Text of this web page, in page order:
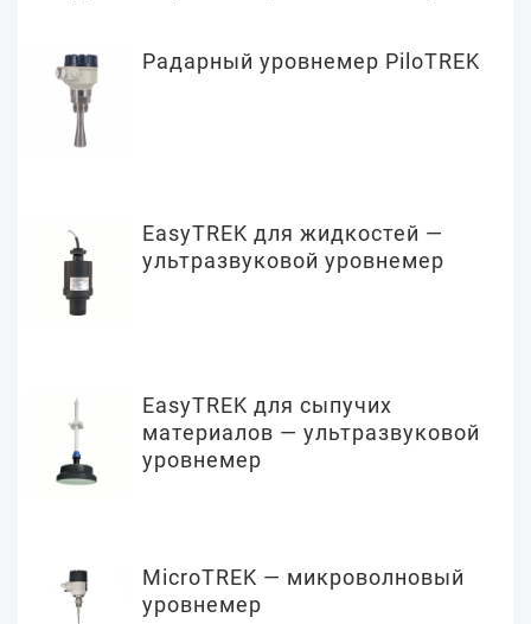
Радарный уровнемер PiloTREK
EasyTREK для жидкостей —
ультразвуковой уровнемер
EasyTREK для сыпучих
материалов — ультразвуковой
уровнемер
MicroTREK — микроволновый
уровнемер